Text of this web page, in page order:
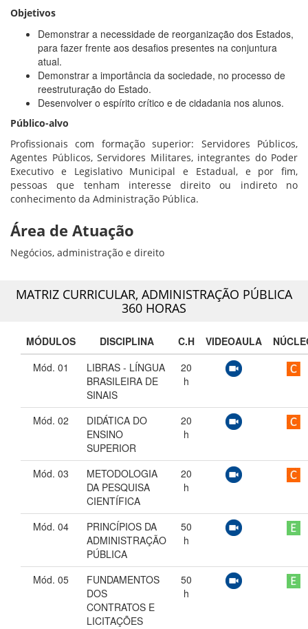
Objetivos
Demonstrar a necessidade de reorganização dos Estados,
para fazer frente aos desafios presentes na conjuntura
atual.
Demonstrar a importância da sociedade, no processo de
reestruturação do Estado.
Desenvolver o espírito crítico e de cidadania nos alunos.
Público-alvo
Profissionais com formação superior: Servidores Públicos,
Agentes Públicos, Servidores Militares, integrantes do Poder
Executivo e Legislativo Municipal e Estadual, e por fim,
pessoas que tenham interesse direito ou indireto no
conhecimento da Administração Pública.
Área de Atuação
Negócios, administração e direito
MATRIZ CURRICULAR, ADMINISTRAÇÃO PÚBLICA
360 HORAS
MÓDULOS DISCIPLINA C.H VIDEOAULA
Mód. 01
LIBRAS - LÍNGUA
BRASILEIRA DE
SINAIS
20
h
Mód. 02
DIDÁTICA DO
ENSINO
SUPERIOR
20
h
Mód. 03
METODOLOGIA
DA PESQUISA
CIENTÍFICA
20
h
Mód. 04
PRINCÍPIOS DA
ADMINISTRAÇÃO
PÚBLICA
50
h
Mód. 05
FUNDAMENTOS
DOS
CONTRATOS E
LICITAÇÕES
50
h